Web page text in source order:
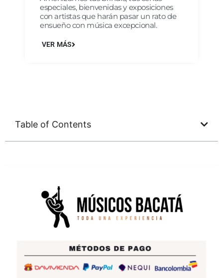
especiales, bienvenidas y exposiciones
con artistas que harán pasar un rato de
ensueño con música excepcional.
VER MÁS
Table of Contents